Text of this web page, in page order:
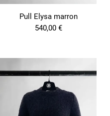
Pull Elysa marron
540,00 €